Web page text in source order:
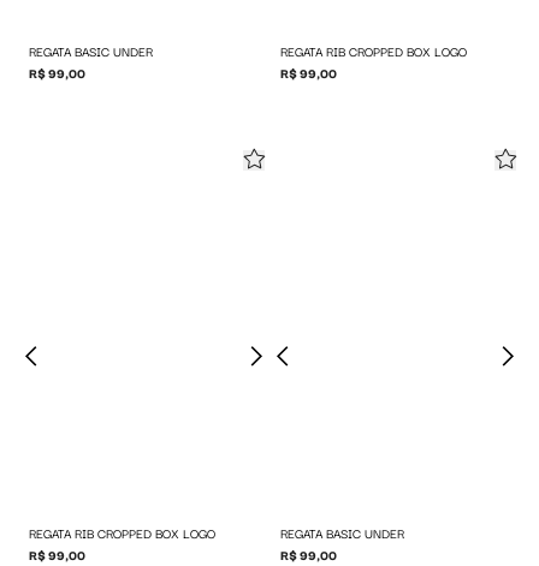
REGATA BASIC UNDER
R$ 99,00
REGATA RIB CROPPED BOX LOGO
R$ 99,00
REGATA RIB CROPPED BOX LOGO
R$ 99,00
REGATA BASIC UNDER
R$ 99,00